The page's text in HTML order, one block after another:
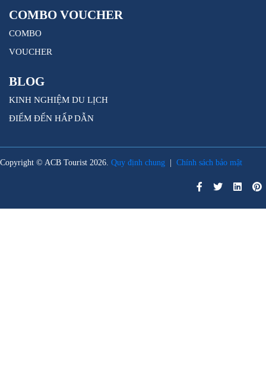
COMBO VOUCHER
COMBO
VOUCHER
BLOG
KINH NGHIỆM DU LỊCH
ĐIỂM ĐẾN HẤP DẪN
Copyright © ACB Tourist 2026. Quy định chung Chính sách bảo mật